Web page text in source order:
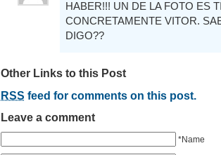
HABER!!! UN DE LA FOTO ES
CONCRETAMENTE VITOR.
DIGO??
Other Links to this Post
RSS feed for comments on this post.
Leave a comment
*Name